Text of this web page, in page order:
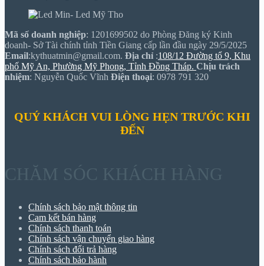
Mã số doanh nghiệp: 1201699502 do Phòng Đăng ký Kinh
doanh- Sở Tài chính tỉnh Tiền Giang cấp lần đầu ngày 29/5/2025
Email:kythuatmin@gmail.com. Địa chỉ :108/12 Đường tổ 9, Khu
phố Mỹ An, Phường Mỹ Phong, Tỉnh Đồng Tháp. Chịu trách
nhiệm: Nguyễn Quốc Vĩnh Điện thoại: 0978 791 320
QUÝ KHÁCH VUI LÒNG HẸN TRƯỚC KHI
ĐẾN
CHĂM SÓC KHÁCH HÀNG
Chính sách bảo mật thông tin
Cam kết bán hàng
Chính sách thanh toán
Chính sách vận chuyển giao hàng
Chính sách đổi trả hàng
Chính sách bảo hành